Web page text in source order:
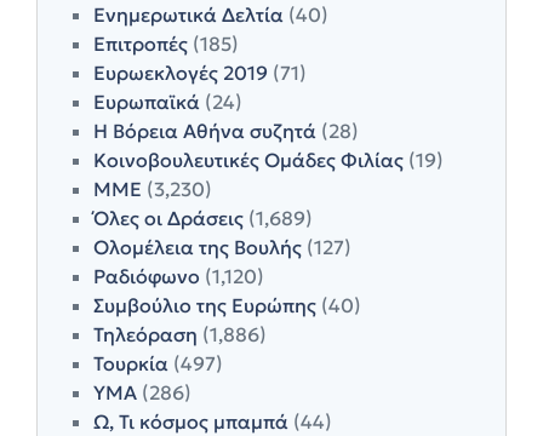
Ενημερωτικά Δελτία (40)
Επιτροπές (185)
Ευρωεκλογές 2019 (71)
Ευρωπαϊκά (24)
Η Βόρεια Αθήνα συζητά (28)
Κοινοβουλευτικές Ομάδες Φιλίας (19)
ΜΜΕ (3,230)
Όλες οι Δράσεις (1,689)
Ολομέλεια της Βουλής (127)
Ραδιόφωνο (1,120)
Συμβούλιο της Ευρώπης (40)
Τηλεόραση (1,886)
Τουρκία (497)
ΥΜΑ (286)
Ω, Τι κόσμος μπαμπά (44)